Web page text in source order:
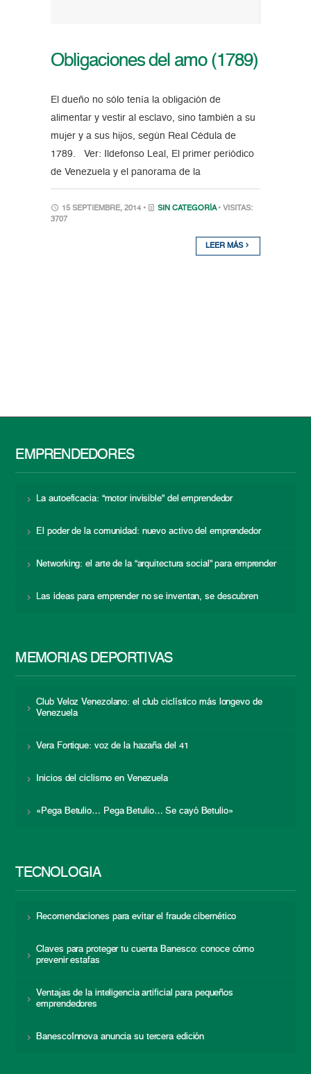
Obligaciones del amo (1789)
El dueño no sólo tenía la obligación de
alimentar y vestir al esclavo, sino también a su
mujer y a sus hijos, según Real Cédula de
1789. Ver: Ildefonso Leal, El primer periódico
de Venezuela y el panorama de la
15 SEPTIEMBRE, 2014 • SIN CATEGORÍA • VISITAS:
3707
LEER MÁS
EMPRENDEDORES
La autoeficacia: “motor invisible” del emprendedor
El poder de la comunidad: nuevo activo del emprendedor
Networking: el arte de la “arquitectura social” para emprender
Las ideas para emprender no se inventan, se descubren
MEMORIAS DEPORTIVAS
Club Veloz Venezolano: el club ciclístico más longevo de
Venezuela
Vera Fortique: voz de la hazaña del 41
Inicios del ciclismo en Venezuela
«Pega Betulio… Pega Betulio… Se cayó Betulio»
TECNOLOGÍA
Recomendaciones para evitar el fraude cibernético
Claves para proteger tu cuenta Banesco: conoce cómo
prevenir estafas
Ventajas de la inteligencia artificial para pequeños
emprendedores
BanescoInnova anuncia su tercera edición